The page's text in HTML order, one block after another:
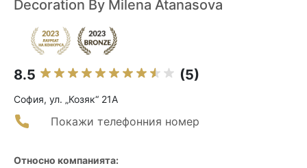
Decoration By Milena Atanasova
8.5 (5)
София, ул. „Козяк“ 21А
Покажи телефонния номер
Относно компанията: